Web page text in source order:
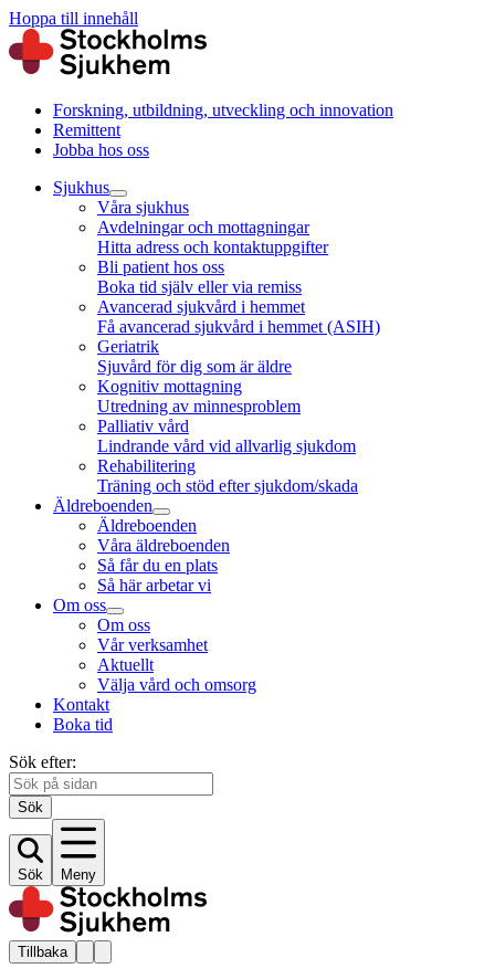
Hoppa till innehåll
Forskning, utbildning, utveckling och innovation
Remittent
Jobba hos oss
Sjukhus
Våra sjukhus
Avdelningar och mottagningar
Hitta adress och kontaktuppgifter
Bli patient hos oss
Boka tid själv eller via remiss
Avancerad sjukvård i hemmet
Få avancerad sjukvård i hemmet (ASIH)
Geriatrik
Sjuvård för dig som är äldre
Kognitiv mottagning
Utredning av minnesproblem
Palliativ vård
Lindrande vård vid allvarlig sjukdom
Rehabilitering
Träning och stöd efter sjukdom/skada
Äldreboenden
Äldreboenden
Våra äldreboenden
Så får du en plats
Så här arbetar vi
Om oss
Om oss
Vår verksamhet
Aktuellt
Välja vård och omsorg
Kontakt
Boka tid
Sök efter:
Sök
Sök Meny
Tillbaka